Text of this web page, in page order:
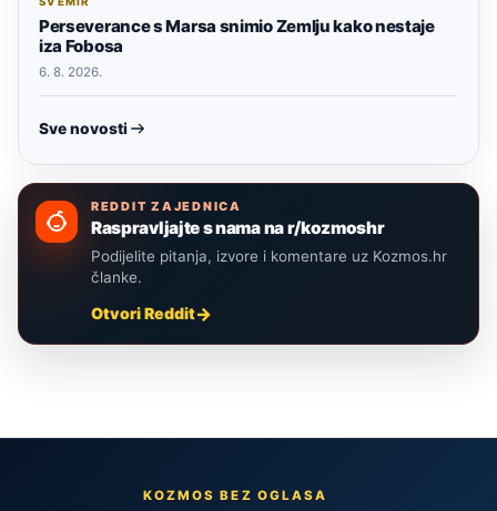
Perseverance s Marsa snimio Zemlju kako nestaje
iza Fobosa
6. 8. 2026.
Sve novosti
REDDIT ZAJEDNICA
Raspravljajte s nama na r/kozmoshr
Podijelite pitanja, izvore i komentare uz Kozmos.hr
članke.
Otvori Reddit
KOZMOS BEZ OGLASA